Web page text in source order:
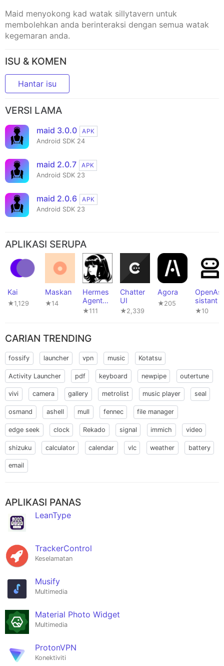
Maid menyokong kad watak sillytavern untuk
membolehkan anda berinteraksi dengan semua watak
kegemaran anda.
ISU & KOMEN
Hantar isu
VERSI LAMA
maid 3.0.0
APK
Android SDK 24
maid 2.0.7
APK
Android SDK 23
maid 2.0.6
APK
Android SDK 23
APLIKASI SERUPA
Kai
★1,129
Maskan
★14
Hermes
Agent
Fork
★111
Chatter
UI
★2,339
Agora
★205
OpenAs
sistant
★10
CARIAN TRENDING
fossify launcher vpn music Kotatsu
Activity Launcher pdf keyboard newpipe outertune
vivi camera gallery metrolist music player seal
osmand ashell mull fennec file manager
edge seek clock Rekado signal immich video
shizuku calculator calendar vlc weather battery
email
APLIKASI PANAS
LeanType
TrackerControl
Keselamatan
Musify
Multimedia
Material Photo Widget
Multimedia
ProtonVPN
Konektiviti